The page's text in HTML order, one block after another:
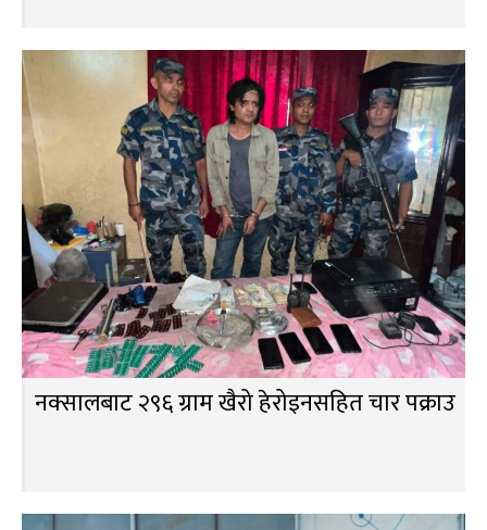
नक्सालबाट २९६ ग्राम खैरो हेरोइनसहित चार पक्राउ